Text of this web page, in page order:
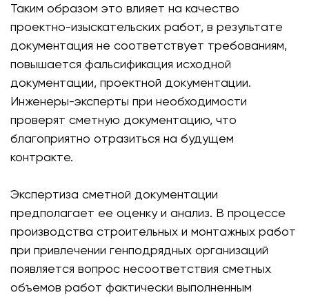
Таким образом это влияет на качество
проектно-изыскательских работ, в результате
документация не соответствует требованиям,
повышается фальсификация исходной
документации, проектной документации.
Инженеры-эксперты при необходимости
проверят сметную документацию, что
благоприятно отразиться на будущем
контракте.
Экспертиза сметной документации
предполагает ее оценку и анализ. В процессе
производства строительных и монтажных работ
при привлечении генподрядных организаций
появляется вопрос несоответствия сметных
объемов работ фактически выполненным